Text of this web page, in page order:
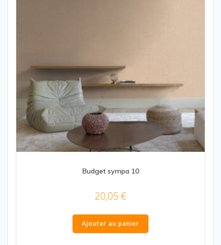
Budget sympa 10
20,05 €
Ajouter au panier